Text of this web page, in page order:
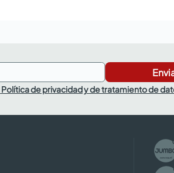
Política de privacidad y de tratamiento de